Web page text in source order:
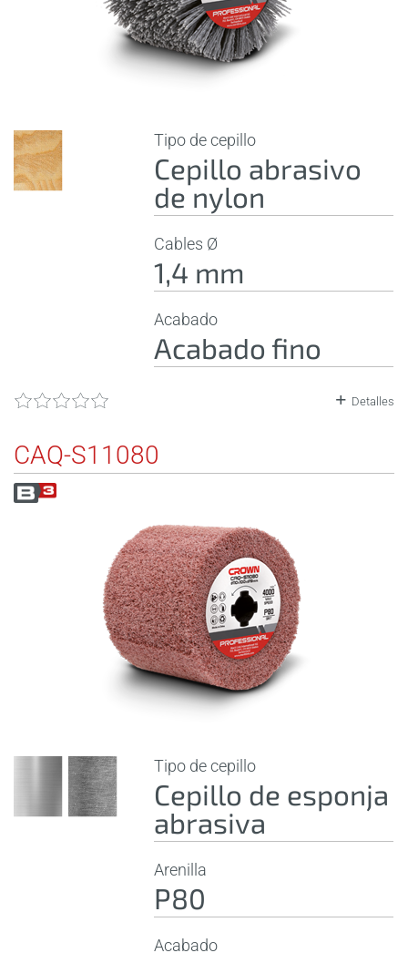
Tipo de cepillo
Cepillo abrasivo
de nylon
Cables Ø
1,4 mm
Acabado
Acabado fino
Detalles
CAQ-S11080
Tipo de cepillo
Cepillo de esponja
abrasiva
Arenilla
P80
Acabado